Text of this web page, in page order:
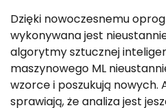
Dzięki nowoczesnemu
wykonywana jest
algorytmy sztucznej
maszynowego ML
wzorce i poszukują nowych.
sprawiają, że analiza jest